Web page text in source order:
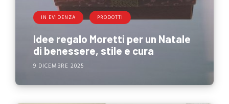
IN EVIDENZA PRODOTTI
Idee regalo Moretti per un Natale
di benessere, stile e cura
9 DICEMBRE 2025